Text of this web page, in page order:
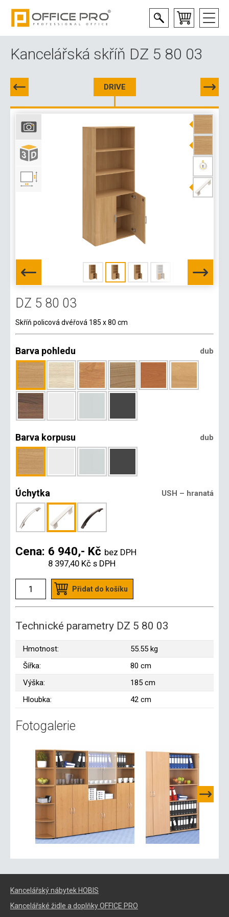
Kancelářská skříň DZ 5 80 03
DRIVE
DZ 5 80 03
Skříň policová dvéřová 185 x 80 cm
Barva pohledu dub
Barva korpusu dub
Úchytka USH – hranatá
Cena: 6 940,- Kč bez DPH
8 397,40 Kč s DPH
Přidat do košíku
Technické parametry DZ 5 80 03
Hmotnost:
55.55 kg
Šířka:
80 cm
Výška:
185 cm
Hloubka:
42 cm
Fotogalerie
Kancelářský nábytek HOBIS
Kancelářské židle a doplňky OFFICE PRO